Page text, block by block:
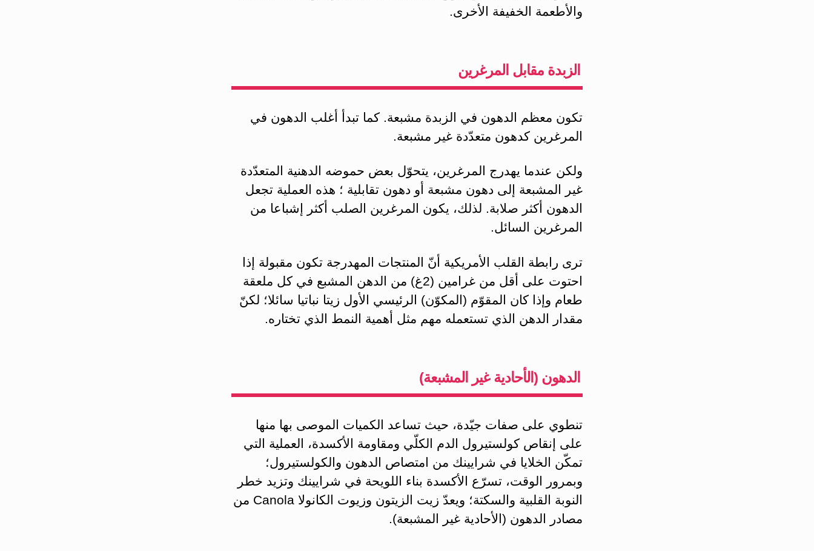
والأطعمة الخفيفة الأخرى.
الزبدة مقابل المرغرين
تكون معظم الدهون في الزبدة مشبعة. كما تبدأ أغلب الدهون في
المرغرين كدهون متعدّدة غير مشبعة.
ولكن عندما يهدرج المرغرين، يتحوّل بعض حموضه الدهنية المتعدّدة
غير المشبعة إلى دهون مشبعة أو دهون تقابلية ؛ هذه العملية تجعل
الدهون أكثر صلابة. لذلك، يكون المرغرين الصلب أكثر إشباعا من
المرغرين السائل.
ترى رابطة القلب الأمريكية أنّ المنتجات المهدرجة تكون مقبولة إذا
احتوت على أقل من غرامين (2غ) من الدهن المشبع في كل ملعقة
طعام وإذا كان المقوّم (المكوّن) الرئيسي الأول زيتا نباتيا سائلا؛ لكنّ
مقدار الدهن الذي تستعمله مهم مثل أهمية النمط الذي تختاره.
الدهون (الأحادية غير المشبعة)
تنطوي على صفات جيّدة، حيث تساعد الكميات الموصى بها منها
على إنقاص كولستيرول الدم الكلّي ومقاومة الأكسدة، العملية التي
تمكّن الخلايا في شرايينك من امتصاص الدهون والكولستيرول؛
وبمرور الوقت، تسرّع الأكسدة بناء اللويحة في شرايينك وتزيد خطر
النوبة القلبية والسكتة؛ ويعدّ زيت الزيتون وزيوت الكانولا Canola من
مصادر الدهون (الأحادية غير المشبعة).